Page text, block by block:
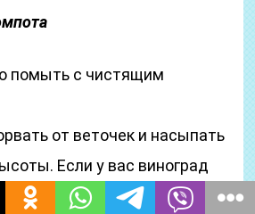
помыть с чистящим
от веточек и насыпать
Если у вас виноград
можно добавить еще пару